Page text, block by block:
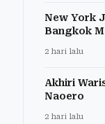
New York
Bangkok
2 hari lalu
Akhiri
Naoero
2 hari lalu